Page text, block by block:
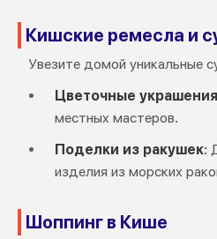
Кишские ремесла и
Увезите домой уникальные
Цветочные украшения
местных мастеров.
Поделки из ракушек:
изделия из морских
Шоппинг в Кише